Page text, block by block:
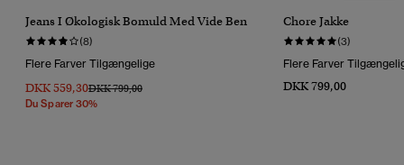
Jeans I Økologisk Bomuld Med Vide Ben
(8)
Flere Farver Tilgængelige
DKK 559,30Pris Nedsat Fra
DKK 799,00Til
Du Sparer 30%
Chore Jakke
(3)
Flere Farver
DKK 799,00